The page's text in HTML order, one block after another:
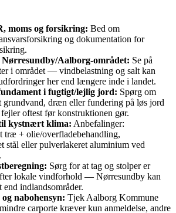
moms og forsikring: Bed om
og dokumentation for
Aalborg‑området: Se på
i området — vindbelastning og salt kan
her end længere inde i landet.
i fugtigt/lejlig jord: Spørg om
grundvand, dræn eller fundering på løs jord
oftest før konstruktionen gør.
kystnært klima: Anbefalinger:
træ + olie/overfladebehandling,
stål eller pulverlakeret aluminium ved
Sørg for at tag og stolper er
lokale vindforhold — Nørresundby kan
end indlandsområder.
nabohensyn: Tjek Aalborg Kommune
carporte kræver kun anmeldelse, andre